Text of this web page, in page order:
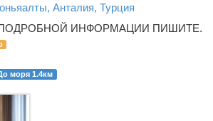
Анталия, Турция
ИНФОРМАЦИИ ПИШИТЕ.
моря 1.4км